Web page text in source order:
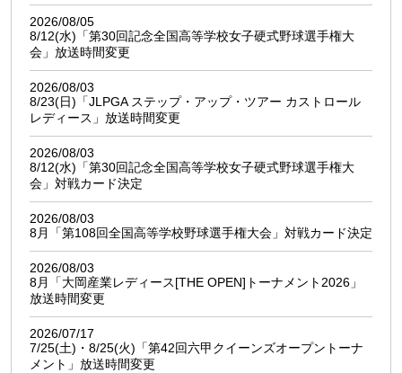
2026/08/05
8/12(水)「第30回記念全国高等学校女子硬式野球選手権大
会」放送時間変更
2026/08/03
8/23(日)「JLPGA ステップ・アップ・ツアー カストロール
レディース」放送時間変更
2026/08/03
8/12(水)「第30回記念全国高等学校女子硬式野球選手権大
会」対戦カード決定
2026/08/03
8月「第108回全国高等学校野球選手権大会」対戦カード決定
2026/08/03
8月「大岡産業レディース[THE OPEN]トーナメント2026」
放送時間変更
2026/07/17
7/25(土)・8/25(火)「第42回六甲クイーンズオープントーナ
メント」放送時間変更